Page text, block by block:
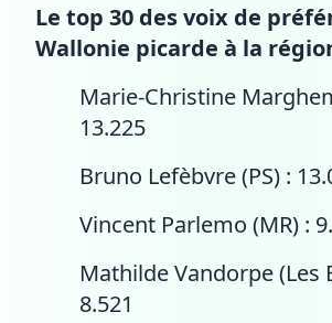
Le top 30 des voix de
Wallonie picarde à la
Marie-Christine
13.225
Bruno Lefèbvre (PS) :
Vincent Parlemo (MR) :
Mathilde Vandorpe (Les
8.521